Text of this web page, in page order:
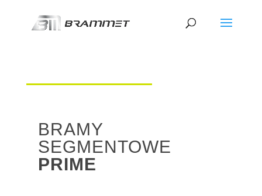
BRAMY
SEGMENTOWE
PRIME